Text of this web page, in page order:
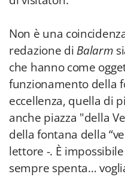
Non è una
redazione di Balarm
che hanno come
funzionamento della
eccellenza, quella di
anche piazza "della
della fontana della
lettore -. È
sempre spenta…